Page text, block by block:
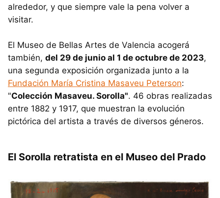
alrededor, y que siempre vale la pena volver a
visitar.
El Museo de Bellas Artes de Valencia acogerá
también, del 29 de junio al 1 de octubre de 2023,
una segunda exposición organizada junto a la
Fundación María Cristina Masaveu Peterson:
"Colección Masaveu. Sorolla". 46 obras realizadas
entre 1882 y 1917, que muestran la evolución
pictórica del artista a través de diversos géneros.
El Sorolla retratista en el Museo del Prado